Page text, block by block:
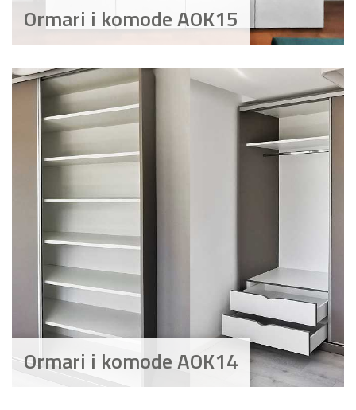
Ormari i komode AOK15
Ormari i komode AOK14